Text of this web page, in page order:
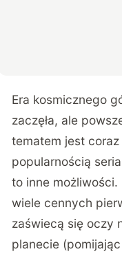
Era kosmicznego
zaczęła, ale
tematem jest
popularnością
to inne
wiele cennych
zaświecą się oczy
planecie